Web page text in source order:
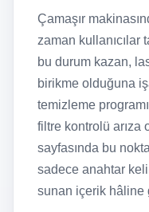
Çamaşır
zaman kullanıcılar
bu durum kazan,
birikme olduğuna
temizleme
filtre kontrolü arıza
sayfasında bu
sadece anahtar
sunan içerik hâline